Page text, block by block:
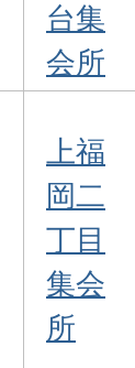
台集
会所
上福
岡二
丁目
集会
所